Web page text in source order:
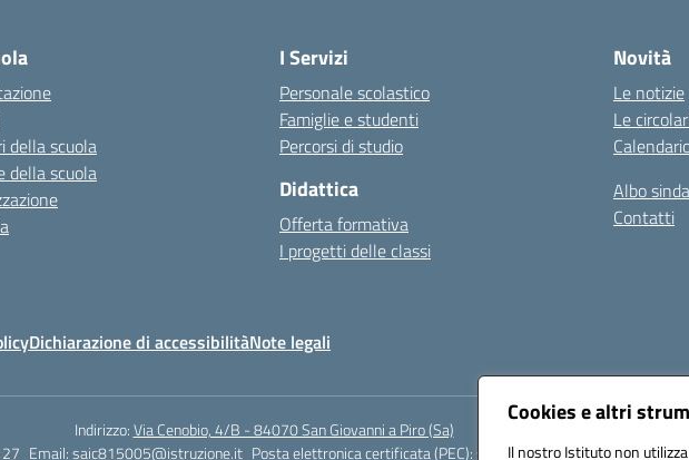
Cookies e altri
Il nostro Istituto non
della scuola
della scuola
I Servizi
Personale scolastico
Famiglie e studenti
Percorsi di studio
Didattica
Offerta formativa
I progetti delle classi
Novità
Le notizie
Le circolari
Albo
Contatti
Dichiarazione di accessibilitàNote legali
Indirizzo:Via Cenobio, 4/B - 84070 San Giovanni a Piro (Sa)
Email:saic815005@istruzione.it Posta elettronica certificata (PEC):saic815005@pec.istruzione.it